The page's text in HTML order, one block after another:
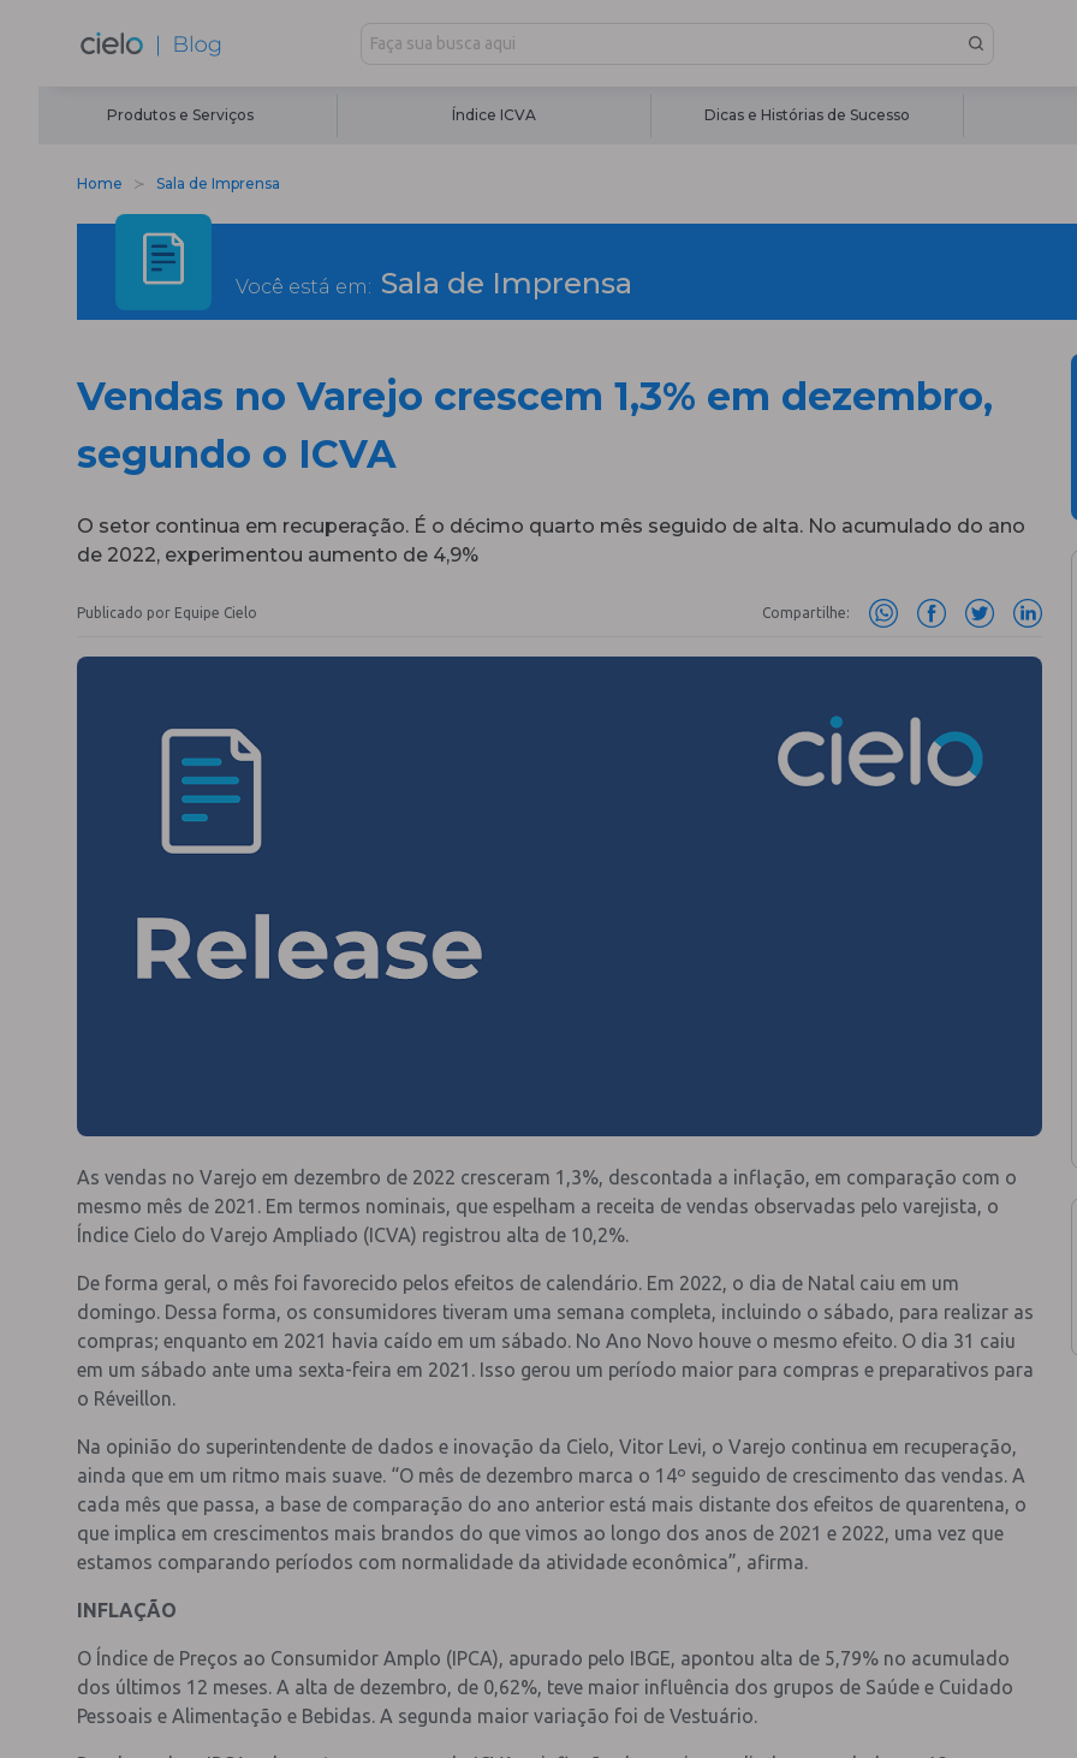
Produtos e Serviços Índice ICVA Dicas e Histórias de Sucesso
Home Sala de Imprensa
Você está em: Sala de Imprensa
Vendas no Varejo crescem 1,3% em dezembro,
segundo o ICVA
O setor continua em recuperação. É o décimo quarto mês seguido de alta. No acumulado do ano
de 2022, experimentou aumento de 4,9%
Publicado por Equipe Cielo Compartilhe:
As vendas no Varejo em dezembro de 2022 cresceram 1,3%, descontada a inflação, em comparação com o
mesmo mês de 2021. Em termos nominais, que espelham a receita de vendas observadas pelo varejista, o
Índice Cielo do Varejo Ampliado (ICVA) registrou alta de 10,2%.
De forma geral, o mês foi favorecido pelos efeitos de calendário. Em 2022, o dia de Natal caiu em um
domingo. Dessa forma, os consumidores tiveram uma semana completa, incluindo o sábado, para realizar as
compras; enquanto em 2021 havia caído em um sábado. No Ano Novo houve o mesmo efeito. O dia 31 caiu
em um sábado ante uma sexta-feira em 2021. Isso gerou um período maior para compras e preparativos para
o Réveillon.
Na opinião do superintendente de dados e inovação da Cielo, Vitor Levi, o Varejo continua em recuperação,
ainda que em um ritmo mais suave. “O mês de dezembro marca o 14º seguido de crescimento das vendas. A
cada mês que passa, a base de comparação do ano anterior está mais distante dos efeitos de quarentena, o
que implica em crescimentos mais brandos do que vimos ao longo dos anos de 2021 e 2022, uma vez que
estamos comparando períodos com normalidade da atividade econômica”, afirma.
INFLAÇÃO
O Índice de Preços ao Consumidor Amplo (IPCA), apurado pelo IBGE, apontou alta de 5,79% no acumulado
dos últimos 12 meses. A alta de dezembro, de 0,62%, teve maior influência dos grupos de Saúde e Cuidado
Pessoais e Alimentação e Bebidas. A segunda maior variação foi de Vestuário.